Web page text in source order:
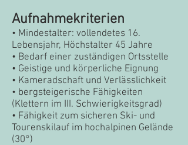
Aufnahmekriterien
• Mindestalter: vollendetes 16.
Lebensjahr, Höchstalter 45 Jahre
• Bedarf einer zuständigen Ortsstelle
• Geistige und körperliche Eignung
• Kameradschaft und Verlässlichkeit
• bergsteigerische Fähigkeiten
(Klettern im III. Schwierigkeitsgrad)
• Fähigkeit zum sicheren Ski- und
Tourenskilauf im hochalpinen Gelände
(30°)